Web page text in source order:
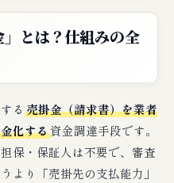
」とは？仕組みの全
る 売掛金（請求書）を業者
化する資金調達手段です。
保・保証人は不要で、審査
より「売掛先の支払能力」